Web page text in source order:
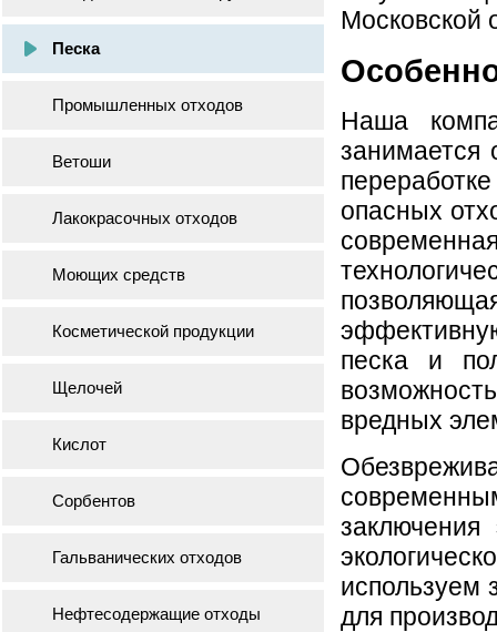
Московской
Наша
занимается
опасных
песка и
вредных
используем
для
Песка
Промышленных отходов
Ветоши
Лакокрасочных отходов
Моющих средств
Косметической продукции
Щелочей
Кислот
Сорбентов
Гальванических отходов
Нефтесодержащие отходы